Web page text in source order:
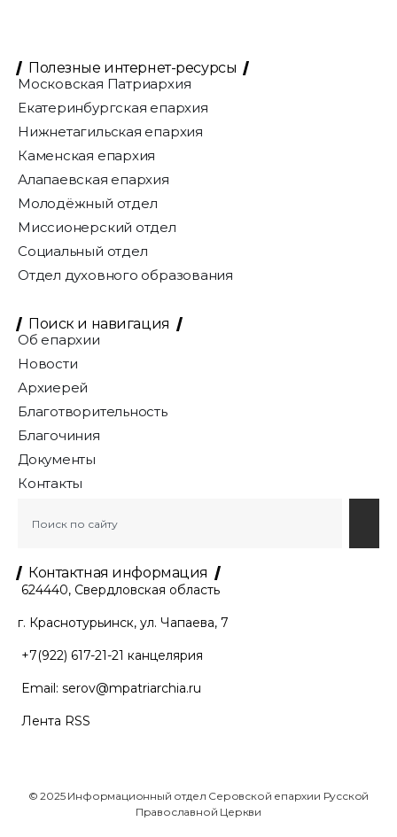
Полезные интернет-ресурсы
Московская Патриархия
Екатеринбургская епархия
Нижнетагильская епархия
Каменская епархия
Алапаевская епархия
Молодёжный отдел
Миссионерский отдел
Социальный отдел
Отдел духовного образования
Поиск и навигация
Об епархии
Новости
Архиерей
Благотворительность
Благочиния
Документы
Контакты
Контактная информация
624440, Свердловская область
г. Краснотурьинск, ул. Чапаева, 7
+7(922) 617-21-21 канцелярия
Email: serov@mpatriarchia.ru
Лента RSS
© 2025 Информационный отдел Серовской епархии Русской
Православной Церкви